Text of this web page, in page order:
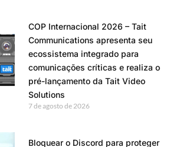
COP Internacional 2026 – Tait
Communications apresenta seu
ecossistema integrado para
comunicações críticas e realiza o
pré-lançamento da Tait Video
Solutions
7 de agosto de 2026
Bloquear o Discord para proteger